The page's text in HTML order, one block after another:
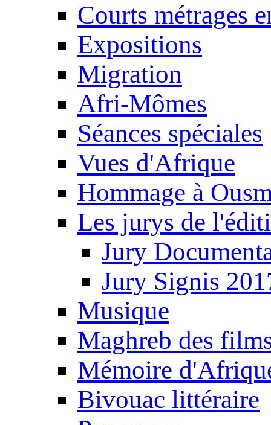
Courts métrages
Expositions
Migration
Afri-Mômes
Séances spéciales
Vues d'Afrique
Hommage à
Les jurys de
Jury
Jury Signis
Musique
Maghreb des
Mémoire
Bivouac littéraire